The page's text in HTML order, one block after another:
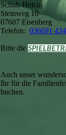
Schuh-Helcig
Steinweg 10
07607 Eisenberg
Telefon: 036691
Bitte die
Auch unser
Ihr für die
buchen.